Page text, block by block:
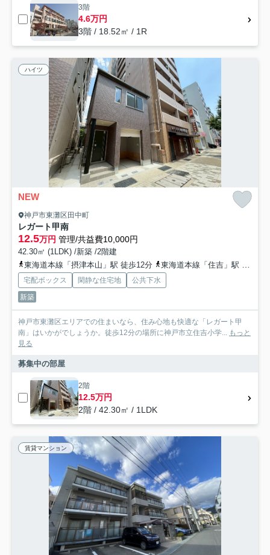
3階
4.6万円
3階 / 18.52㎡ / 1R
ハイツ
NEW
神戸市東灘区田中町
レガート甲南
12.5万円 管理/共益費10,000円
42.30㎡ (1LDK) /新築 /2階建
東海道本線「摂津本山」駅 徒歩12分
東海道本線「住吉」駅 徒歩13分
宅配ボックス 閑静な住宅地
公共下水
新築
神戸市東灘区エリアでの住まいなら、住み心地も快適な「レガート甲
南」はいかがでしょうか。徒歩12分の場所に神戸市立住吉小学...
もっと
見る
募集中の部屋
2階
12.5万円
2階 / 42.30㎡ / 1LDK
賃貸マンション